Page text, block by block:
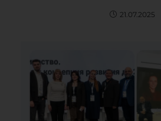
21.07.2025